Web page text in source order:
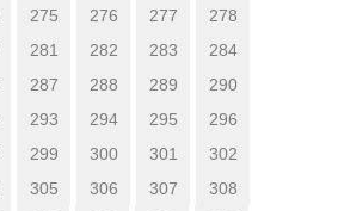
275 276 277
278
281 282 283
284
287 288 289
290
293 294 295
296
299 300 301
302
305 306 307
308